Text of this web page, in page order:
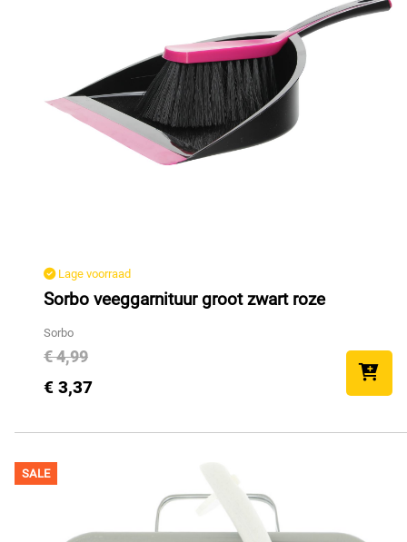
Lage voorraad
Sorbo veeggarnituur groot zwart roze
Sorbo
€ 4,99
€ 3,37
SALE